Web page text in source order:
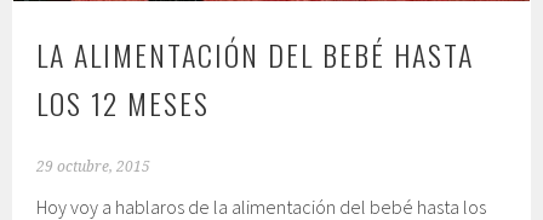
LA ALIMENTACIÓN DEL BEBÉ HASTA
LOS 12 MESES
29 octubre, 2015
Hoy voy a hablaros de la alimentación del bebé hasta los